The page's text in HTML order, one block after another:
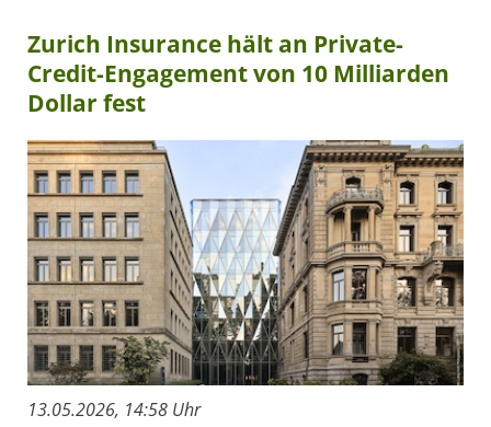
Zurich Insurance hält an Private-
Credit-Engagement von 10 Milliarden
Dollar fest
13.05.2026, 14:58 Uhr